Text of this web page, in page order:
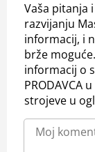
Vaša pitanja
razvijanju
informacij, i
brže
informacij o
PRODAVCA
strojeve u